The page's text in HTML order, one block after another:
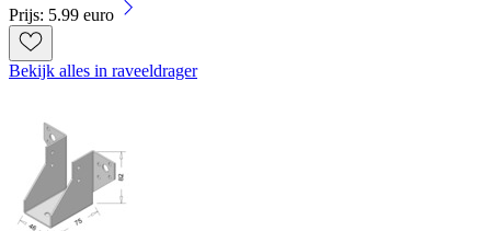
Prijs: 5.99 euro
Bekijk alles in raveeldrager